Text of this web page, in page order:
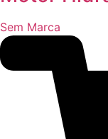
Sem Marca